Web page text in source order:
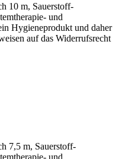
10 m, Sauerstoff-
und
Hygieneprodukt und daher
auf das Widerrufsrecht
7,5 m, Sauerstoff-
und